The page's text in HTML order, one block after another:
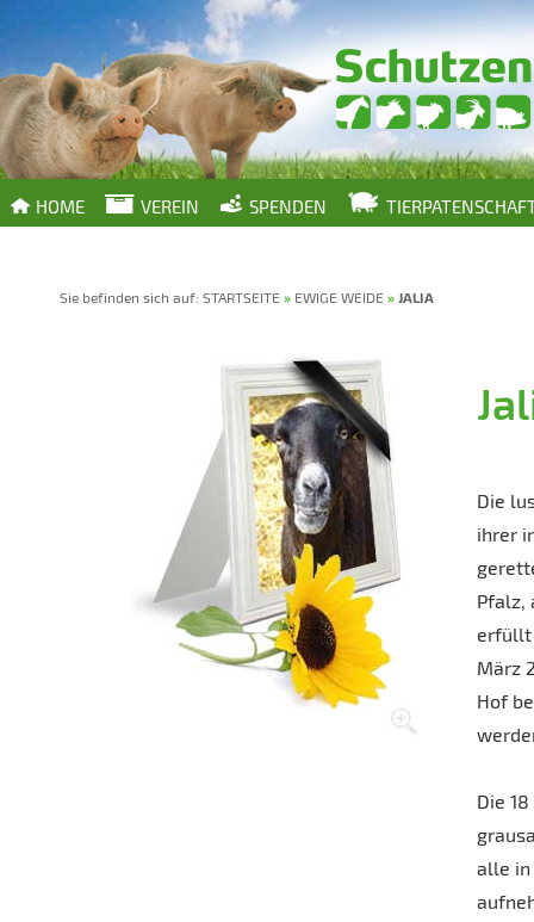
HOME VEREIN SPENDEN
Sie befinden sich auf: STARTSEITE » EWIGE WEIDE » JALIA
Die
ihrer
Pfalz,
erfüllt
März
Hof
Die
alle in